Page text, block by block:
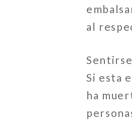
al
Si esta
ha